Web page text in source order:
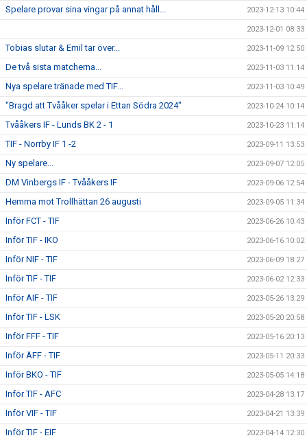
Spelare provar sina vingar på annat håll... 2023-12-13 10:44
2023-12-01 08:33
Tobias slutar & Emil tar över... 2023-11-09 12:50
De två sista matcherna... 2023-11-03 11:14
Nya spelare tränade med TIF... 2023-11-03 10:49
"Bragd att Tvååker spelar i Ettan Södra 2024" 2023-10-24 10:14
Tvååkers IF - Lunds BK 2 - 1 2023-10-23 11:14
TIF - Norrby IF 1 -2 2023-09-11 13:53
Ny spelare... 2023-09-07 12:05
DM Vinbergs IF - Tvååkers IF 2023-09-06 12:54
Hemma mot Trollhättan 26 augusti 2023-09-05 11:34
Inför FCT - TIF 2023-06-26 10:43
Inför TIF - IKO 2023-06-16 10:02
Inför NIF - TIF 2023-06-09 18:27
Inför TIF - TIF 2023-06-02 12:33
Inför AIF - TIF 2023-05-26 13:29
Inför TIF - LSK 2023-05-20 20:58
Inför FFF - TIF 2023-05-16 20:13
Inför ÄFF - TIF 2023-05-11 20:33
Inför BKO - TIF 2023-05-05 14:18
Inför TIF - AFC 2023-04-28 13:17
Inför VIF - TIF 2023-04-21 13:39
Inför TIF - EIF 2023-04-14 12:30